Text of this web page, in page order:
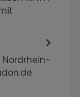
Nordrhein-